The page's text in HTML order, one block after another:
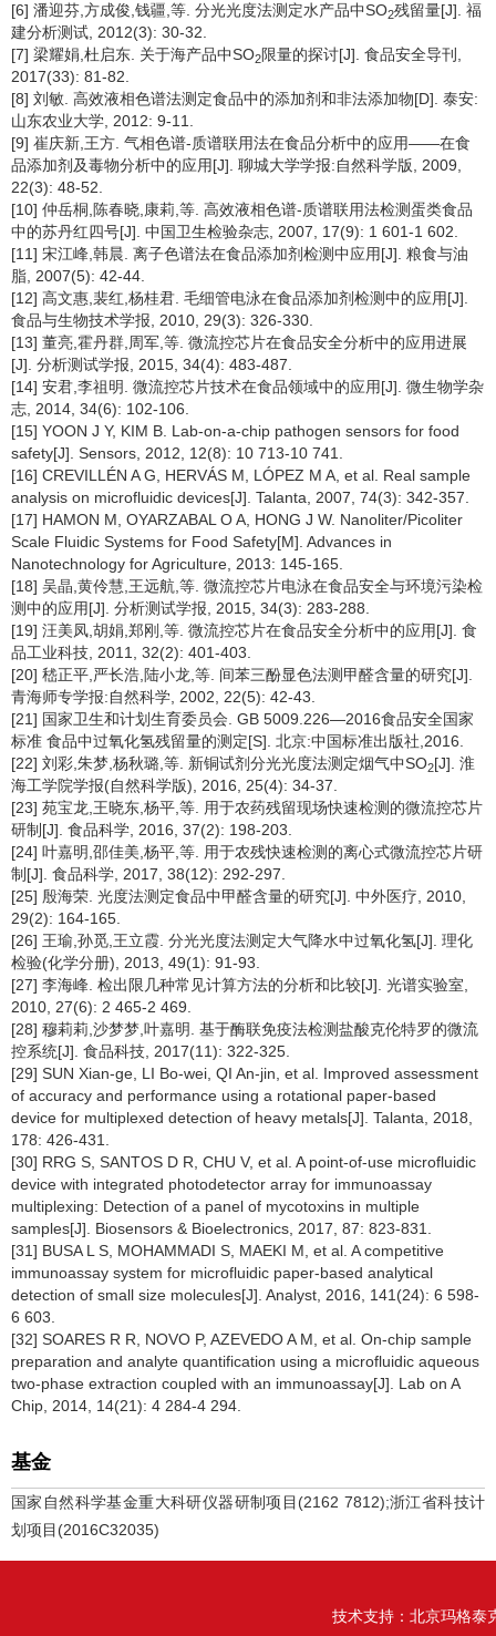
[6] 潘迎芬,方成俊,钱疆,等. 分光光度法测定水产品中SO2残留量[J]. 福
建分析测试, 2012(3): 30-32.
[7] 梁耀娟,杜启东. 关于海产品中SO2限量的探讨[J]. 食品安全导刊,
2017(33): 81-82.
[8] 刘敏. 高效液相色谱法测定食品中的添加剂和非法添加物[D]. 泰安:
山东农业大学, 2012: 9-11.
[9] 崔庆新,王方. 气相色谱-质谱联用法在食品分析中的应用——在食
品添加剂及毒物分析中的应用[J]. 聊城大学学报:自然科学版, 2009,
22(3): 48-52.
[10] 仲岳桐,陈春晓,康莉,等. 高效液相色谱-质谱联用法检测蛋类食品
中的苏丹红四号[J]. 中国卫生检验杂志, 2007, 17(9): 1 601-1 602.
[11] 宋江峰,韩晨. 离子色谱法在食品添加剂检测中应用[J]. 粮食与油
脂, 2007(5): 42-44.
[12] 高文惠,裴红,杨桂君. 毛细管电泳在食品添加剂检测中的应用[J].
食品与生物技术学报, 2010, 29(3): 326-330.
[13] 董亮,霍丹群,周军,等. 微流控芯片在食品安全分析中的应用进展
[J]. 分析测试学报, 2015, 34(4): 483-487.
[14] 安君,李祖明. 微流控芯片技术在食品领域中的应用[J]. 微生物学杂
志, 2014, 34(6): 102-106.
[15] YOON J Y, KIM B. Lab-on-a-chip pathogen sensors for food
safety[J]. Sensors, 2012, 12(8): 10 713-10 741.
[16] CREVILLÉN A G, HERVÁS M, LÓPEZ M A, et al. Real sample
analysis on microfluidic devices[J]. Talanta, 2007, 74(3): 342-357.
[17] HAMON M, OYARZABAL O A, HONG J W. Nanoliter/Picoliter
Scale Fluidic Systems for Food Safety[M]. Advances in
Nanotechnology for Agriculture, 2013: 145-165.
[18] 吴晶,黄伶慧,王远航,等. 微流控芯片电泳在食品安全与环境污染检
测中的应用[J]. 分析测试学报, 2015, 34(3): 283-288.
[19] 汪美凤,胡娟,郑刚,等. 微流控芯片在食品安全分析中的应用[J]. 食
品工业科技, 2011, 32(2): 401-403.
[20] 嵇正平,严长浩,陆小龙,等. 间苯三酚显色法测甲醛含量的研究[J].
青海师专学报:自然科学, 2002, 22(5): 42-43.
[21] 国家卫生和计划生育委员会. GB 5009.226—2016食品安全国家
标准 食品中过氧化氢残留量的测定[S]. 北京:中国标准出版社,2016.
[22] 刘彩,朱梦,杨秋璐,等. 新铜试剂分光光度法测定烟气中SO2[J]. 淮
海工学院学报(自然科学版), 2016, 25(4): 34-37.
[23] 苑宝龙,王晓东,杨平,等. 用于农药残留现场快速检测的微流控芯片
研制[J]. 食品科学, 2016, 37(2): 198-203.
[24] 叶嘉明,邵佳美,杨平,等. 用于农残快速检测的离心式微流控芯片研
制[J]. 食品科学, 2017, 38(12): 292-297.
[25] 殷海荣. 光度法测定食品中甲醛含量的研究[J]. 中外医疗, 2010,
29(2): 164-165.
[26] 王瑜,孙觅,王立霞. 分光光度法测定大气降水中过氧化氢[J]. 理化
检验(化学分册), 2013, 49(1): 91-93.
[27] 李海峰. 检出限几种常见计算方法的分析和比较[J]. 光谱实验室,
2010, 27(6): 2 465-2 469.
[28] 穆莉莉,沙梦梦,叶嘉明. 基于酶联免疫法检测盐酸克伦特罗的微流
控系统[J]. 食品科技, 2017(11): 322-325.
[29] SUN Xian-ge, LI Bo-wei, QI An-jin, et al. Improved assessment
of accuracy and performance using a rotational paper-based
device for multiplexed detection of heavy metals[J]. Talanta, 2018,
178: 426-431.
[30] RRG S, SANTOS D R, CHU V, et al. A point-of-use microfluidic
device with integrated photodetector array for immunoassay
multiplexing: Detection of a panel of mycotoxins in multiple
samples[J]. Biosensors & Bioelectronics, 2017, 87: 823-831.
[31] BUSA L S, MOHAMMADI S, MAEKI M, et al. A competitive
immunoassay system for microfluidic paper-based analytical
detection of small size molecules[J]. Analyst, 2016, 141(24): 6 598-
6 603.
[32] SOARES R R, NOVO P, AZEVEDO A M, et al. On-chip sample
preparation and analyte quantification using a microfluidic aqueous
two-phase extraction coupled with an immunoassay[J]. Lab on A
Chip, 2014, 14(21): 4 284-4 294.
基金
国家自然科学基金重大科研仪器研制项目(2162 7812);浙江省科技计
划项目(2016C32035)
技术支持： 北京玛格泰